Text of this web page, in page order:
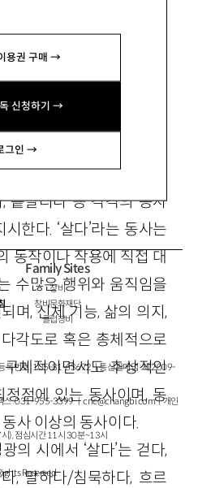
용권 구매 →
신청하기 →
그인 →
마니타스칼리지 교수. 평
『서정은 진화한다』 『쓸 수
흩날리다 등 각각의 동사
한다. ‘살다’라는 동사는
동작이나 작용에 직접 대
수많은 행위와 움직임을
며, 신체 기능, 삶의 의지,
각도로 혹은 총체적으로
구체적이면서도 추상적인
정점에 있는 동사이며, 동
사 이상의 동사이다.
의 시에서 ‘살다’는 걷다,
, 말하다/침묵하다, 흐르
Family Sites
창비
창비문화재단
클럽창비
록번호 : 105-81-63672ㅣ통신판매업 : 제 2009-
스 : 031-955-3399 ㅣcnc@changbi.comㅣ개인
), 점심시간 11시 30분~13시
Reserved.